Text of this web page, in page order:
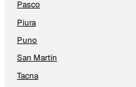
Pasco
Piura
Puno
San Martín
Tacna